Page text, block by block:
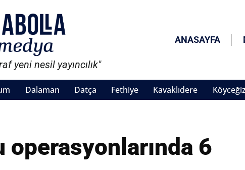
yeni nesil yayıncılık"
ANASAYFA
Dalaman Datça Fethiye Kavaklıdere Köyceğiz
operasyonlarında 6